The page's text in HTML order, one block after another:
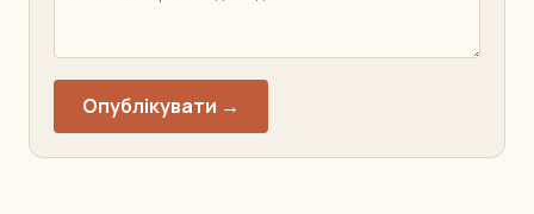
Опублікувати →